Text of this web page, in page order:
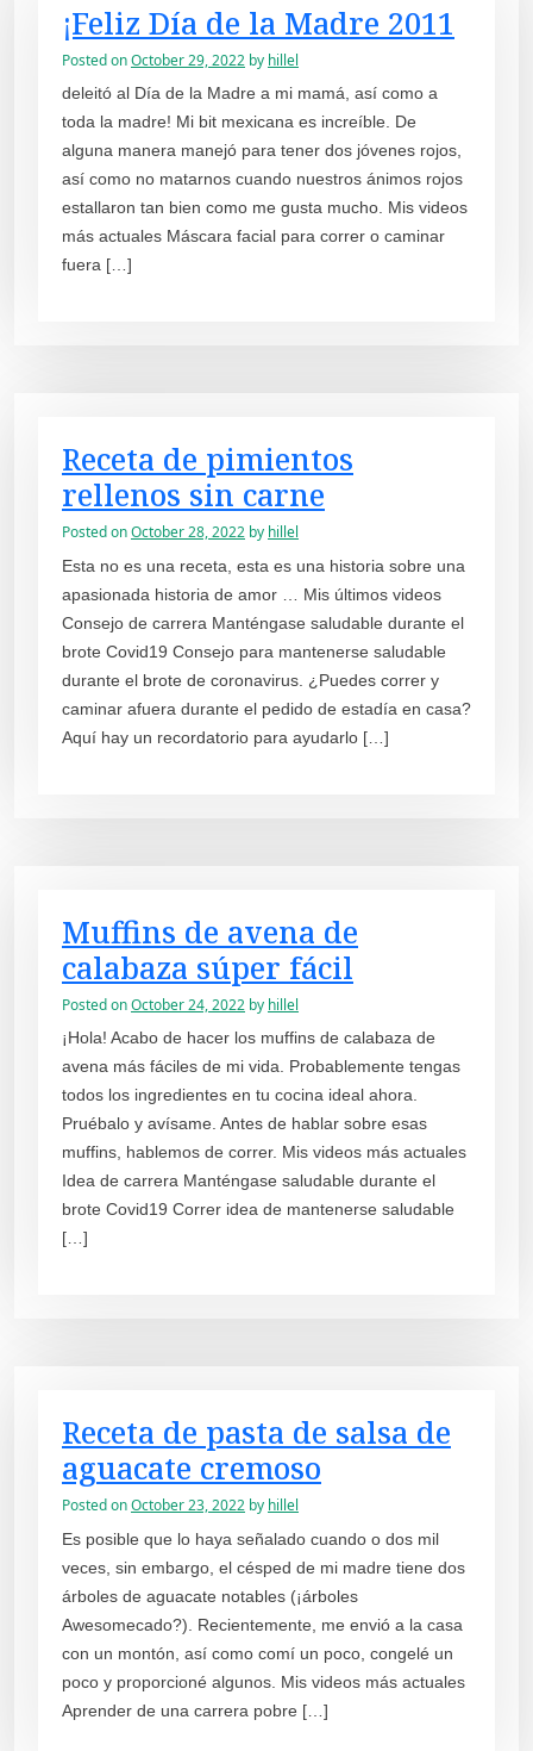
¡Feliz Día de la Madre 2011
Posted onOctober 29, 2022 by hillel
deleitó al Día de la Madre a mi mamá, así como a
toda la madre! Mi bit mexicana es increíble. De
alguna manera manejó para tener dos jóvenes rojos,
así como no matarnos cuando nuestros ánimos rojos
estallaron tan bien como me gusta mucho. Mis videos
más actuales Máscara facial para correr o caminar
fuera […]
Receta de pimientos
rellenos sin carne
Posted onOctober 28, 2022 by hillel
Esta no es una receta, esta es una historia sobre una
apasionada historia de amor … Mis últimos videos
Consejo de carrera Manténgase saludable durante el
brote Covid19 Consejo para mantenerse saludable
durante el brote de coronavirus. ¿Puedes correr y
caminar afuera durante el pedido de estadía en casa?
Aquí hay un recordatorio para ayudarlo […]
Muffins de avena de
calabaza súper fácil
Posted onOctober 24, 2022 by hillel
¡Hola! Acabo de hacer los muffins de calabaza de
avena más fáciles de mi vida. Probablemente tengas
todos los ingredientes en tu cocina ideal ahora.
Pruébalo y avísame. Antes de hablar sobre esas
muffins, hablemos de correr. Mis videos más actuales
Idea de carrera Manténgase saludable durante el
brote Covid19 Correr idea de mantenerse saludable
[…]
Receta de pasta de salsa de
aguacate cremoso
Posted onOctober 23, 2022 by hillel
Es posible que lo haya señalado cuando o dos mil
veces, sin embargo, el césped de mi madre tiene dos
árboles de aguacate notables (¡árboles
Awesomecado?). Recientemente, me envió a la casa
con un montón, así como comí un poco, congelé un
poco y proporcioné algunos. Mis videos más actuales
Aprender de una carrera pobre […]